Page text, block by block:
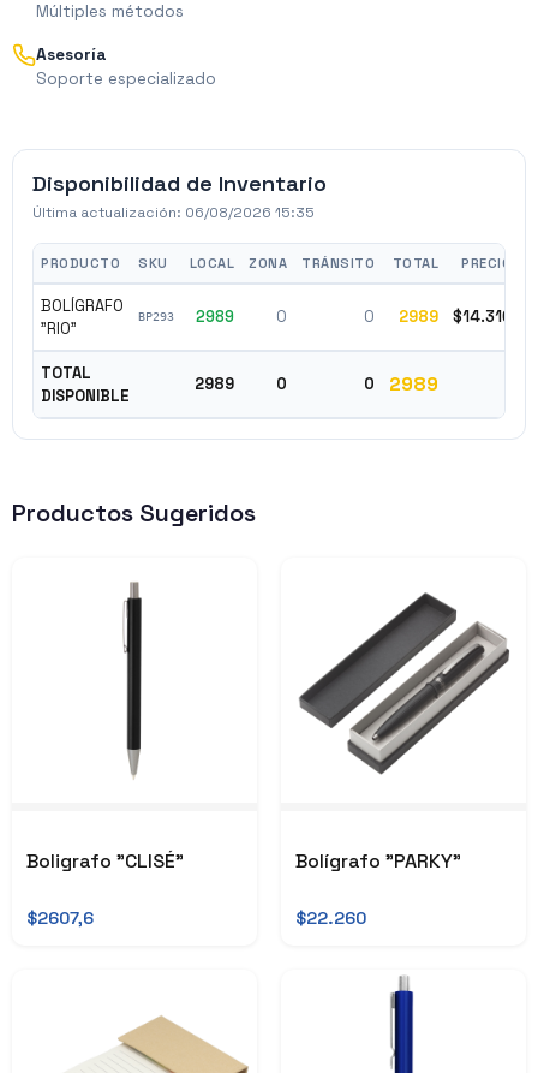
Múltiples métodos
Asesoría
Soporte especializado
Disponibilidad de Inventario
Última actualización: 06/08/2026 15:35
PRODUCTO SKU LOCAL ZONA TRÁNSITO TOTAL PRECIO
BOLÍGRAFO
"RIO"
BP293 2989 0 0 2989 $14.310
TOTAL
DISPONIBLE
2989 0 0 2989
Productos Sugeridos
Boligrafo "CLISÉ"
$2607,6
Bolígrafo "PARKY"
$22.260